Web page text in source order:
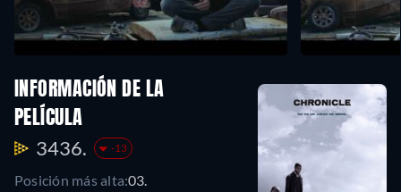
INFORMACIÓN DE LA
PELÍCULA
3436. -13
Posición más alta:03.